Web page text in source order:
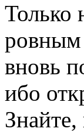
Только
ровным
вновь
ибо